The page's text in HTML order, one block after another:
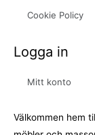
Cookie Policy
Logga in
Mitt konto
Välkommen hem